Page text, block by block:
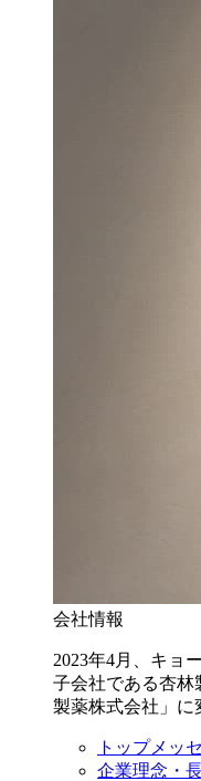
会社情報
2023年4月、キョ
子会社である杏林
製薬株式会社」に
トップメッ
企業理念・